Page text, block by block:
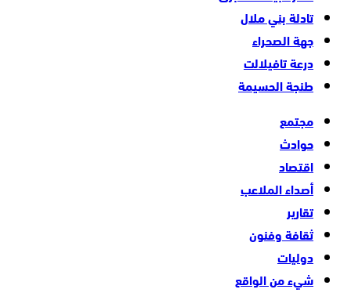
تادلة بني ملال
جهة الصحراء
درعة تافيلالت
طنجة الحسيمة
مجتمع
حوادث
اقتصاد
أصداء الملاعب
تقارير
ثقافة وفنون
دوليات
شيء من الواقع